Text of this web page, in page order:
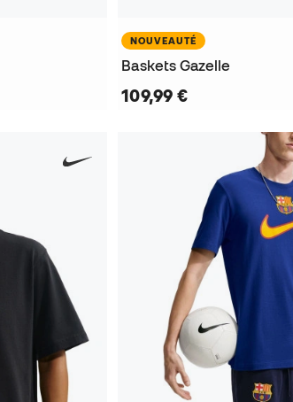
NOUVEAUTÉ
Baskets Gazelle
109,99 €